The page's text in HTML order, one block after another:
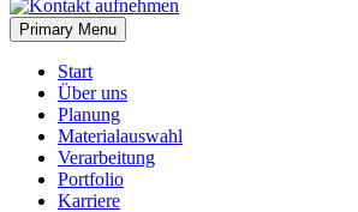
Primary Menu
Start
Über uns
Planung
Materialauswahl
Verarbeitung
Portfolio
Karriere